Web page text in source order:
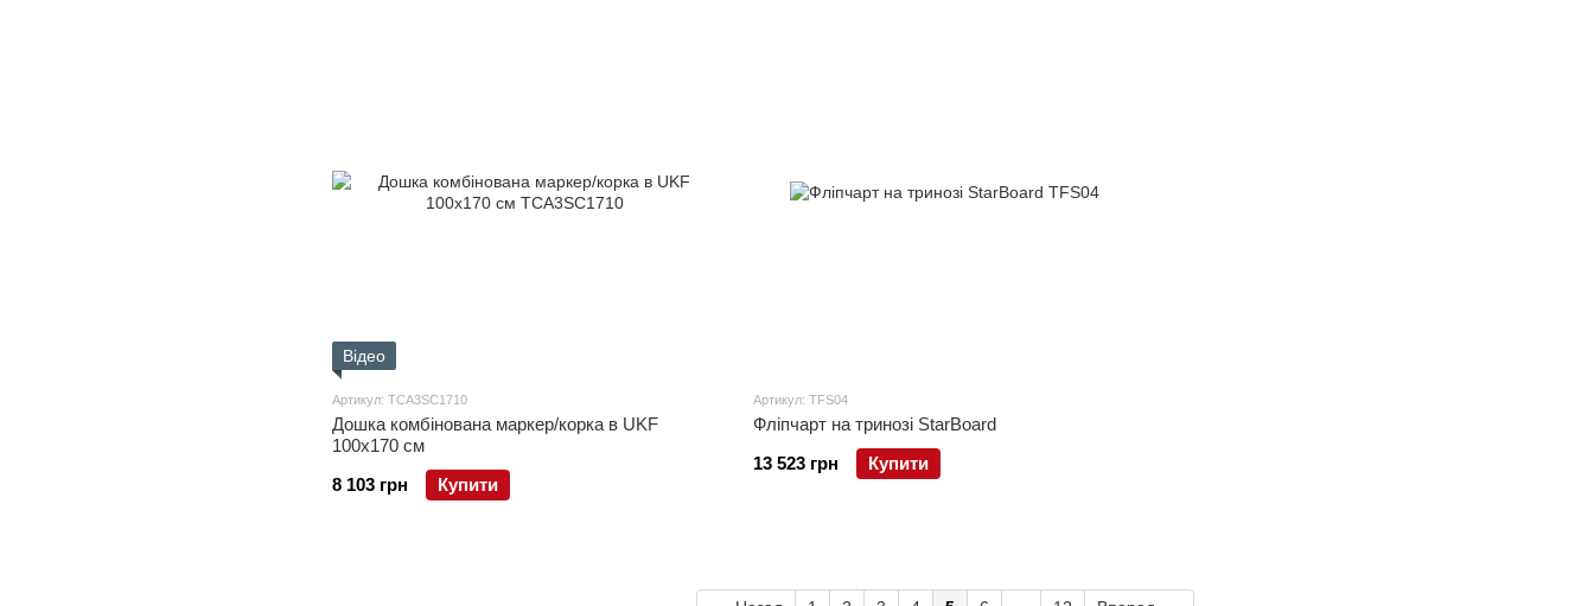
Відео
Артикул: TCA3SC1710
Дошка комбінована маркер/корка в UKF
100x170 см
8 103 грн
Купити
Артикул: TFS04
Фліпчарт на тринозі StarBoard
13 523 грн
Купити